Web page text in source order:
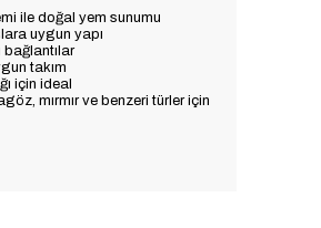
ile doğal yem sunumu
uygun yapı
bağlantılar
takım
için ideal
mırmır ve benzeri türler için